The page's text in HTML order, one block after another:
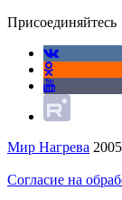
Присоединяйтесь
Мир Нагрева
Согласие на